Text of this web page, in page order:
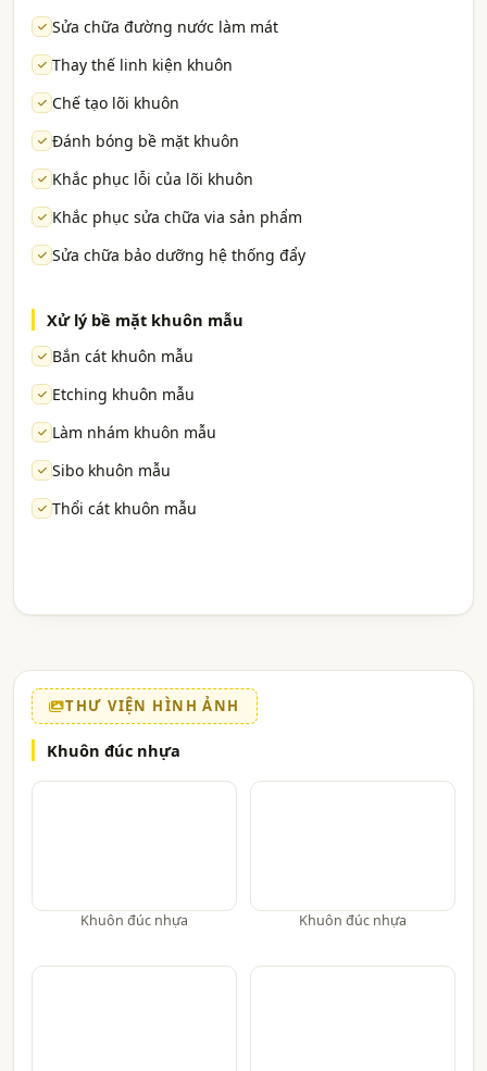
Sửa chữa đường nước làm mát
Thay thế linh kiện khuôn
Chế tạo lõi khuôn
Đánh bóng bề mặt khuôn
Khắc phục lỗi của lõi khuôn
Khắc phục sửa chữa via sản phẩm
Sửa chữa bảo dưỡng hệ thống đẩy
Xử lý bề mặt khuôn mẫu
Bắn cát khuôn mẫu
Etching khuôn mẫu
Làm nhám khuôn mẫu
Sibo khuôn mẫu
Thổi cát khuôn mẫu
THƯ VIỆN HÌNH ẢNH
Khuôn đúc nhựa
Khuôn đúc nhựa Khuôn đúc nhựa